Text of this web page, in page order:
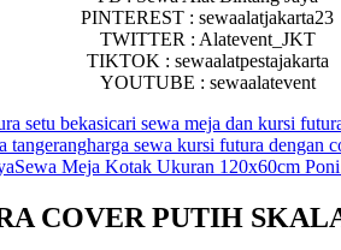
PINTEREST : sewaalatjakarta23
TWITTER : Alatevent_JKT
TIKTOK : sewaalatpestajakarta
YOUTUBE : sewaalatevent
setu bekasicari sewa meja dan kursi
tangerangharga sewa kursi futura dengan
Sewa Meja Kotak Ukuran 120x60cm
COVER PUTIH